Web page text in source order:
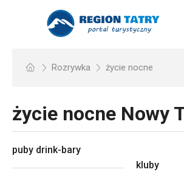
Rozrywka życie nocne
życie nocne Nowy
puby drink-bary
kluby